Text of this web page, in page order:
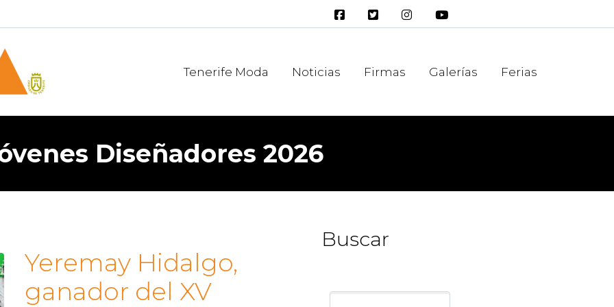
Tenerife Moda Noticias Firmas Galerías Ferias
Diseñadores 2026
Yeremay Hidalgo,
ganador del XV
Buscar